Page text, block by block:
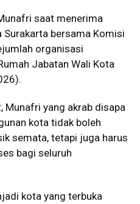
saat menerima
Surakarta bersama Komisi
organisasi
Jabatan Wali Kota
Munafri yang akrab disapa
kota tidak boleh
semata, tetapi juga harus
bagi seluruh
kota yang terbuka